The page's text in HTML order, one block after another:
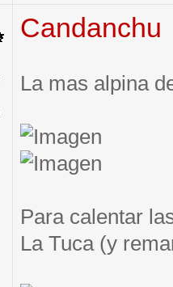
Candanchu
La mas alpina
Para calentar
La Tuca (y